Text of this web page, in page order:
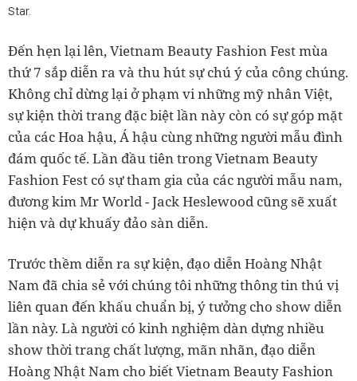
Star.
Đến hẹn lại lên, Vietnam Beauty Fashion Fest mùa
thứ 7 sắp diễn ra và thu hút sự chú ý của công chúng.
Không chỉ dừng lại ở phạm vi những mỹ nhân Việt,
sự kiện thời trang đặc biệt lần này còn có sự góp mặt
của các Hoa hậu, Á hậu cùng những người mẫu đình
đám quốc tế. Lần đầu tiên trong Vietnam Beauty
Fashion Fest có sự tham gia của các người mẫu nam,
đương kim Mr World - Jack Heslewood cũng sẽ xuất
hiện và dự khuấy đảo sàn diễn.
Trước thềm diễn ra sự kiện, đạo diễn Hoàng Nhật
Nam đã chia sẻ với chúng tôi những thông tin thú vị
liên quan đến khấu chuẩn bị, ý tưởng cho show diễn
lần này. Là người có kinh nghiệm dàn dựng nhiều
show thời trang chất lượng, mãn nhãn, đạo diễn
Hoàng Nhật Nam cho biết Vietnam Beauty Fashion